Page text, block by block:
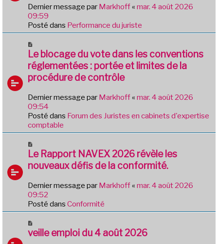
g
e
a
u
m
s
a
g
Dernier message par Markhoff« mar. 4 août 2026
09:59
Posté dans Performance du juriste
o
u
v
e
u
m
e
s
s
g
e
Le blocage du vote dans les conventions
réglementées : portée et limites de la
procédure de contrôle
Dernier message par Markhoff« mar. 4 août 2026
09:54
Posté dans Forum des Juristes en cabinets d'expertise
comptable
o
u
v
a
u
m
s
Le Rapport NAVEX 2026 révèle les
nouveaux défis de la conformité.
Dernier message par Markhoff« mar. 4 août 2026
09:52
Posté dans Conformité
o
veille emploi du 4 août 2026